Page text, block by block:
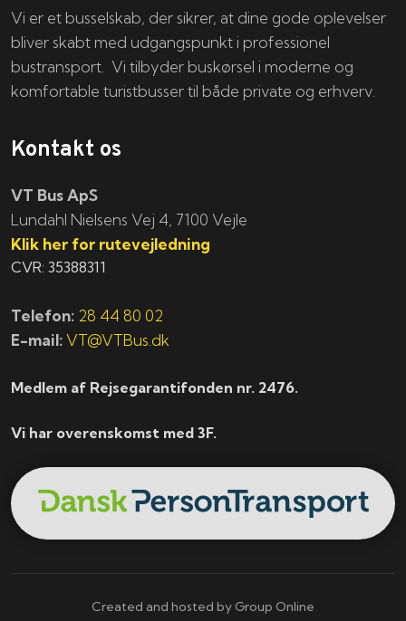
Vi er et busselskab, der sikrer, at dine gode oplevelser
bliver skabt med udgangspunkt i professionel
bustransport. Vi tilbyder buskørsel i moderne og
komfortable turistbusser til både private og erhverv.
Kontakt os
VT Bus ApS
​​​Lundahl Nielsens Vej 4, 7100 Vejle
Klik her for rutevejledning
CVR: 35388311
Telefon: 28 44 80 02
E-mail: VT@VTBus.dk
Medlem af Rejsegarantifonden nr. 2476.
Vi har overenskomst med 3F.
Created and hosted by Group Online